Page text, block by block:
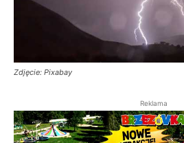
Zdjęcie: Pixabay
Reklama